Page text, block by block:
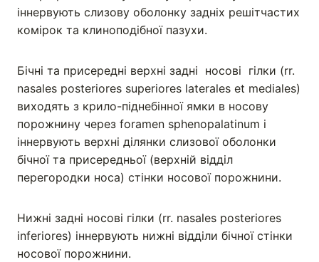
іннервують слизову оболонку задніх решітчастих
комірок та клиноподібної пазухи.
Бічні та присередні верхні задні носові гілки (rr.
nasales posteriores superiores laterales et mediales)
виходять з крило-піднебінної ямки в носову
порожнину через foramen sphenopalatinum і
іннервують верхні ділянки слизової оболонки
бічної та присередньої (верхній відділ
перегородки носа) стінки носової порожнини.
Нижні задні носові гілки (rr. nasales posteriores
inferiores) іннервують нижні відділи бічної стінки
носової порожнини.